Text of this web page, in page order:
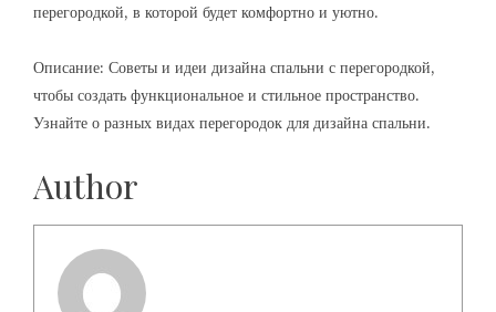
перегородкой, в которой будет комфортно и уютно.
Описание: Советы и идеи дизайна спальни с перегородкой,
чтобы создать функциональное и стильное пространство.
Узнайте о разных видах перегородок для дизайна спальни.
Author